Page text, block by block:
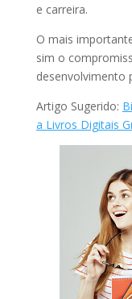
e carreira.
O mais
sim o
desenvolvimento
Artigo Sugerido:
a Livros Digitais